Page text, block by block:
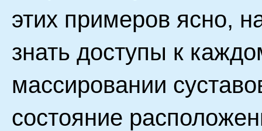
этих примеров ясно,
знать доступы к
массировании
состояние